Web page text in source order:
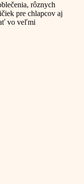
rôznych
pre chlapcov aj
vo veľmi